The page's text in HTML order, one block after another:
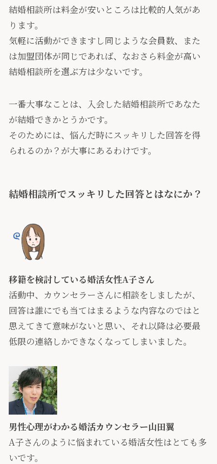
結婚相談所は料金が安いところは比較的人気があ
ります。
気軽に活動ができますし同じような会員数、また
は加盟団体が同じであれば、なおさら料金が高い
結婚相談所を選ぶ方は少ないです。
一番大事なことは、入会した結婚相談所であなた
が結婚できかとうかです。
そのためには、 悩んだ時にスッキリした回答を得
られるのか？が大事にあるわけです。
結婚相談所でスッキリした回答とはなにか？
移籍を検討している婚活女性A子さん
活動中、カウンセラーさんに相談をしましたが、
回答は誰にでも当てはまるような内容なのではと
思えてきて意味がないと思い、それ以降は必要最
低限の連絡しかできなくなってしまいました。
男性心理がわかる婚活カウンセラー山田翼
A子さんのように悩まれている婚活女性はとても多
いです。